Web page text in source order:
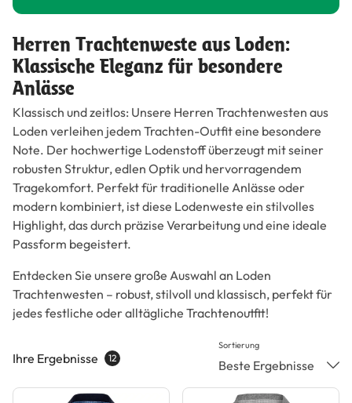
Herren Trachtenweste aus Loden:
Klassische Eleganz für besondere
Anlässe
Klassisch und zeitlos: Unsere Herren Trachtenwesten aus
Loden verleihen jedem Trachten-Outfit eine besondere
Note. Der hochwertige Lodenstoff überzeugt mit seiner
robusten Struktur, edlen Optik und hervorragendem
Tragekomfort. Perfekt für traditionelle Anlässe oder
modern kombiniert, ist diese Lodenweste ein stilvolles
Highlight, das durch präzise Verarbeitung und eine ideale
Passform begeistert.
Entdecken Sie unsere große Auswahl an Loden
Trachtenwesten – robust, stilvoll und klassisch, perfekt für
jedes festliche oder alltägliche Trachtenoutfit!
Ihre Ergebnisse 12
Sortierung
Beste Ergebnisse